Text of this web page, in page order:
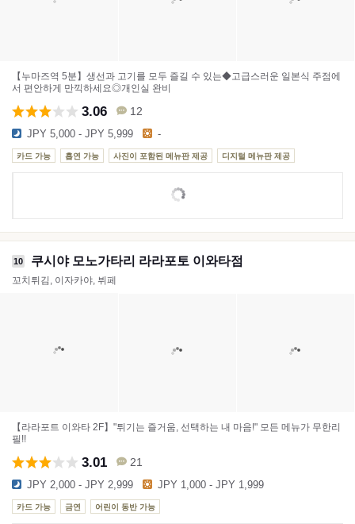
【누마즈역 5분】생선과 고기를 모두 즐길 수 있는◆고급스러운 일본식 주점에
서 편안하게 만끽하세요◎개인실 완비
3.06 12
JPY 5,000 - JPY 5,999 -
카드 가능 흡연 가능 사진이 포함된 메뉴판 제공 디지털 메뉴판 제공
10 쿠시야 모노가타리 라라포토 이와타점
꼬치튀김, 이자카야, 뷔페
【라라포트 이와타 2F】"튀기는 즐거움, 선택하는 내 마음!" 모든 메뉴가 무한리
필!!
3.01 21
JPY 2,000 - JPY 2,999 JPY 1,000 - JPY 1,999
카드 가능 금연 어린이 동반 가능